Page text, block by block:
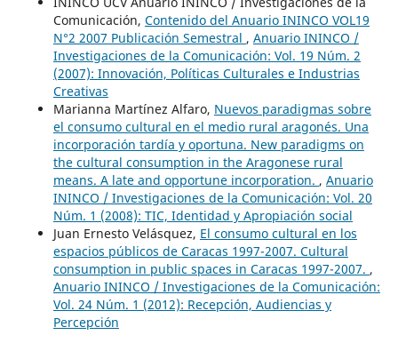
Comunicación, Contenido del Anuario ININCO VOL19
N°2 2007 Publicación Semestral , Anuario ININCO /
Investigaciones de la Comunicación: Vol. 19 Núm. 2
(2007): Innovación, Políticas Culturales e Industrias
Creativas
Marianna Martínez Alfaro, Nuevos paradigmas sobre
el consumo cultural en el medio rural aragonés. Una
incorporación tardía y oportuna. New paradigms on
the cultural consumption in the Aragonese rural
means. A late and opportune incorporation. , Anuario
ININCO / Investigaciones de la Comunicación: Vol. 20
Núm. 1 (2008): TIC, Identidad y Apropiación social
Juan Ernesto Velásquez, El consumo cultural en los
espacios públicos de Caracas 1997-2007. Cultural
consumption in public spaces in Caracas 1997-2007. ,
Anuario ININCO / Investigaciones de la Comunicación:
Vol. 24 Núm. 1 (2012): Recepción, Audiencias y
Percepción